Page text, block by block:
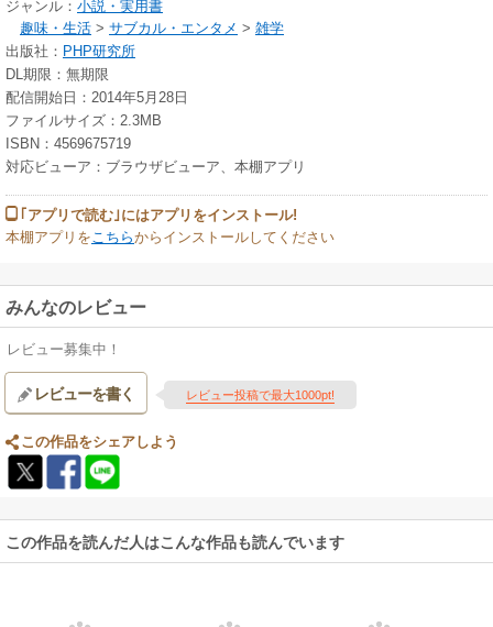
ジャンル： 小説・実用書
趣味・生活 > サブカル・エンタメ > 雑学
出版社： PHP研究所
DL期限：無期限
配信開始日：2014年5月28日
ファイルサイズ：2.3MB
ISBN：4569675719
対応ビューア：ブラウザビューア、本棚アプリ
｢アプリで読む｣にはアプリをインストール!
本棚アプリを こちらからインストールしてください
みんなのレビュー
レビュー募集中！
レビューを書く レビュー投稿で最大1000pt!
この作品をシェアしよう
この作品を読んだ人はこんな作品も読んでいます